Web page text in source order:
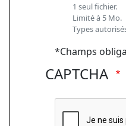
1 seul fichier.
Limité à 5 Mo.
Types
*Champs
CAPTCHA